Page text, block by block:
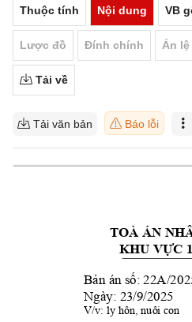
Thuộc tính Nội dung VB
Lược đồ Đính chính Án lệ
Tải về
Tải văn bản Báo lỗi
TOÀ ÁN
KHU VỰC
Bản án số: 22A/20
Ngày: 23/9/2025
V/v: ly hôn, nuôi con